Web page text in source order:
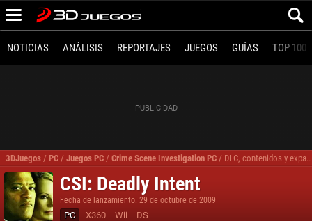
NOTICIAS ANÁLISIS REPORTAJES JUEGOS GUÍAS TOP 100
3DJuegos / PC / Juegos PC / Crime Scene Investigation PC / DLC, contenidos y expansiones Crime Scene Investigation PC
CSI: Deadly Intent
Fecha de lanzamiento: 29 de octubre de 2009
PC X360 Wii DS